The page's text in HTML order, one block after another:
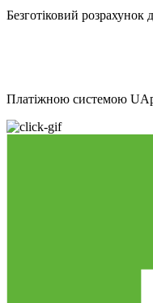
Безготіковий
Платіжною системою